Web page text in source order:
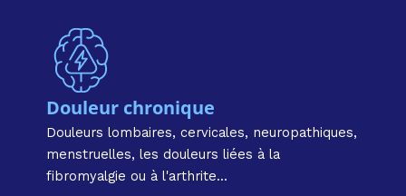
Douleur chronique
Douleurs lombaires, cervicales, neuropathiques,
menstruelles, les douleurs liées à la
fibromyalgie ou à l'arthrite...